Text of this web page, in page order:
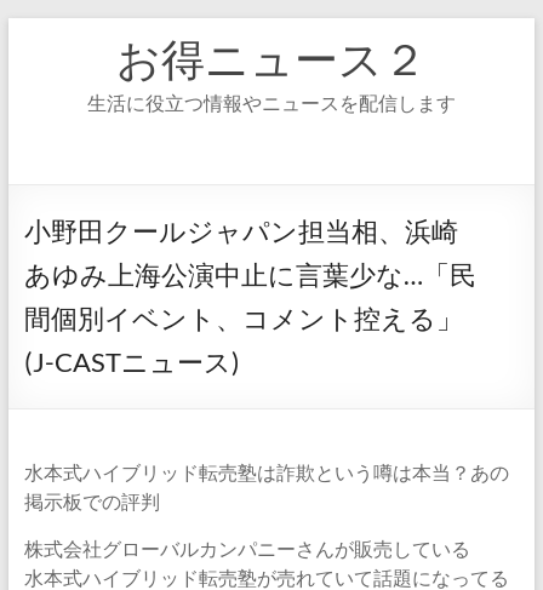
プ
お得ニュース２
生活に役立つ情報やニュースを配信します
小野田クールジャパン担当相、浜崎
あゆみ上海公演中止に言葉少な…「民
間個別イベント、コメント控える」
(J-CASTニュース)
水本式ハイブリッド転売塾は詐欺という噂は本当？あの
掲示板での評判
株式会社グローバルカンパニーさんが販売している
水本式ハイブリッド転売塾が売れていて話題になってる